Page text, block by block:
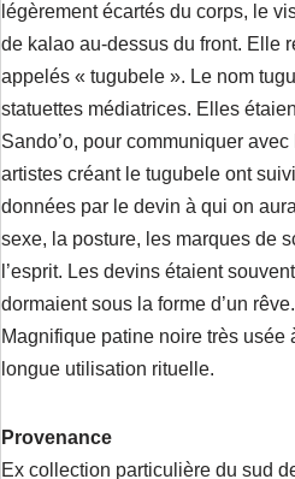
légèrement écartés du corps, le
de kalao au-dessus du front. Elle
appelés « tugubele ». Le nom
statuettes médiatrices. Elles
Sando’o, pour communiquer
artistes créant le tugubele ont
données par le devin à qui on
sexe, la posture, les marques de
l’esprit. Les devins étaient
dormaient sous la forme d’un rêve.
Magnifique patine noire très usée
longue utilisation rituelle.
Provenance
Ex collection particulière du sud